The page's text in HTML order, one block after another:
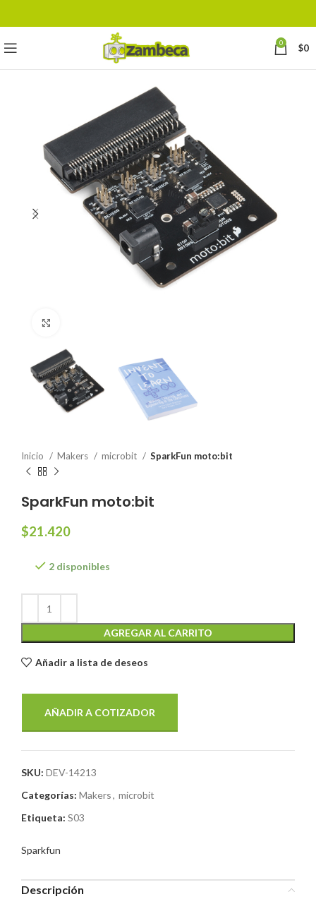
0 $0
Inicio Makers microbit SparkFun moto:bit
SparkFun moto:bit
$21.420
2 disponibles
AGREGAR AL CARRITO
Añadir a lista de deseos
AÑADIR A COTIZADOR
SKU: DEV-14213
Categorías: Makers, microbit
Etiqueta: S03
Sparkfun
Descripción